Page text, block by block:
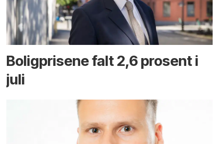
Boligprisene falt 2,6 prosent i
juli